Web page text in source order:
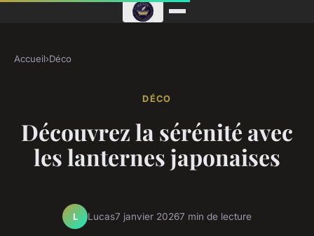
Accueil›Déco
DÉCO
Découvrez la sérénité avec
les lanternes japonaises
L Lucas7 janvier 20267 min de lecture